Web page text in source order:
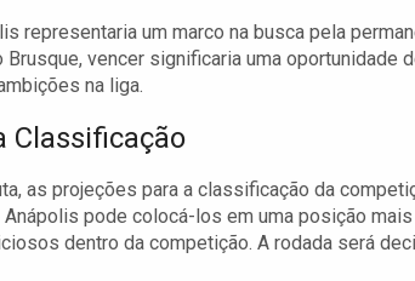
representaria um marco na busca pela
Brusque, vencer significaria uma
na liga.
Classificação
as projeções para a classificação da
pode colocá-los em uma posição
dentro da competição. A rodada será